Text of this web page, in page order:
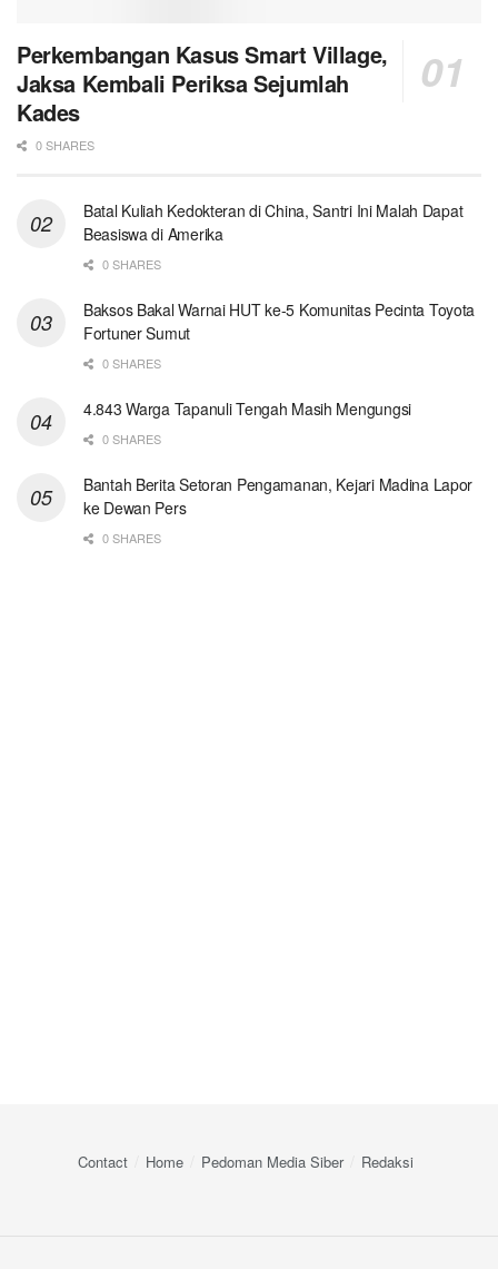
Perkembangan Kasus Smart Village,
Jaksa Kembali Periksa Sejumlah
Kades
0 SHARES
Batal Kuliah Kedokteran di China, Santri Ini Malah Dapat
Beasiswa di Amerika
0 SHARES
Baksos Bakal Warnai HUT ke-5 Komunitas Pecinta Toyota
Fortuner Sumut
0 SHARES
4.843 Warga Tapanuli Tengah Masih Mengungsi
0 SHARES
Bantah Berita Setoran Pengamanan, Kejari Madina Lapor
ke Dewan Pers
0 SHARES
Contact Home Pedoman Media Siber Redaksi